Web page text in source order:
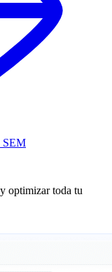
SEM
optimizar toda tu